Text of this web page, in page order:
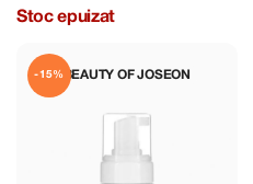
Gingseng
Stoc epuizat
BEAUTY OF JOSEON
-15%